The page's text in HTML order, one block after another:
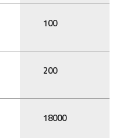
100
200
18000